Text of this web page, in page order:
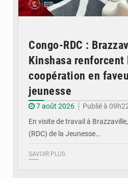
Congo-RDC :
Kinshasa renforcent
coopération en
jeunesse
7 août 2026
Publié à
En visite de travail à
(RDC) de la Jeunesse…
SAVOIR PLUS